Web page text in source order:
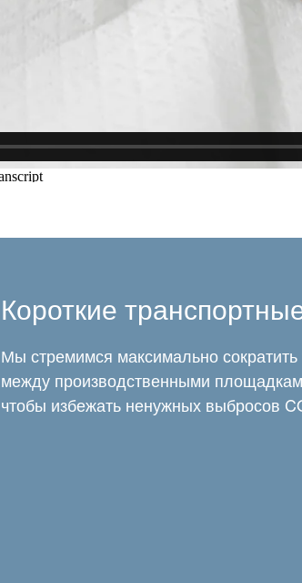
Короткие
Мы стремимся максимально
между производственными
чтобы избежать ненужных выбросов